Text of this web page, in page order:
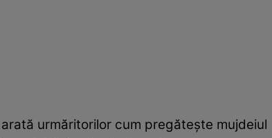
urmăritorilor cum pregătește mujdeiul